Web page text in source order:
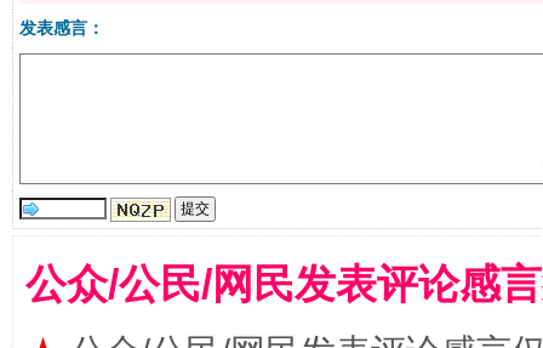
发表感言：
公众/公民/网民发表评论感